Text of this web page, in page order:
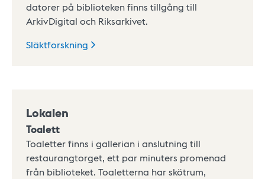
datorer på biblioteken finns tillgång till
ArkivDigital och Riksarkivet.
Släktforskning
Lokalen
Toalett
Toaletter finns i gallerian i anslutning till
restaurangtorget, ett par minuters promenad
från biblioteket. Toaletterna har skötrum,